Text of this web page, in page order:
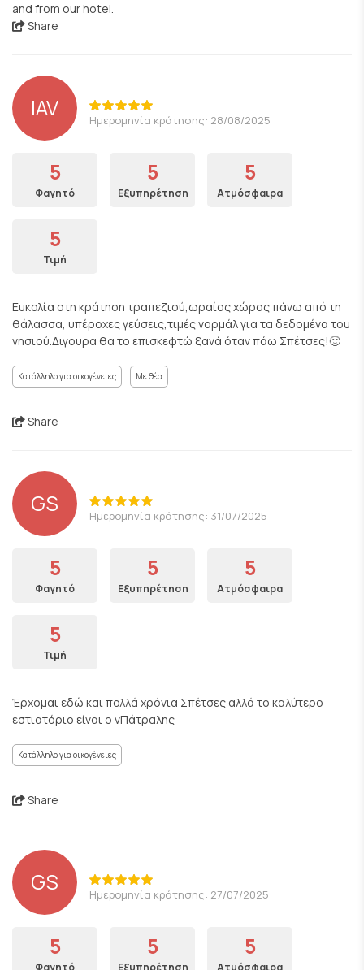
and from our hotel.
Share
IAV Ημερομηνία κράτησης: 28/08/2025
5
Φαγητό
5
Εξυπηρέτηση
5
Ατμόσφαιρα
5
Τιμή
Ευκολία στη κράτηση τραπεζιού,ωραίος χώρος πάνω από τη
θάλασσα, υπέροχες γεύσεις,τιμές νορμάλ για τα δεδομένα του
νησιού.Διγουρα θα το επισκεφτώ ξανά όταν πάω Σπέτσες!🙂
Κατάλληλο για οικογένειες Με θέα
Share
GS Ημερομηνία κράτησης: 31/07/2025
5
Φαγητό
5
Εξυπηρέτηση
5
Ατμόσφαιρα
5
Τιμή
Έρχομαι εδώ και πολλά χρόνια Σπέτσες αλλά το καλύτερο
εστιατόριο είναι ο νΠάτραλης
Κατάλληλο για οικογένειες
Share
GS Ημερομηνία κράτησης: 27/07/2025
5
Φαγητό
5
Εξυπηρέτηση
5
Ατμόσφαιρα